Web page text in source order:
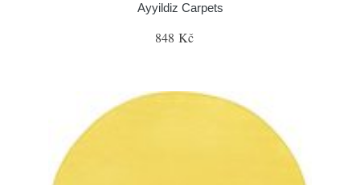
Ayyildiz Carpets
848 Kč